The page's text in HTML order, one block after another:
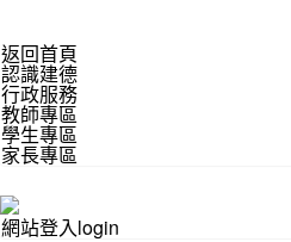
返回首頁
認識建德
行政服務
教師專區
學生專區
家長專區
網站登入login